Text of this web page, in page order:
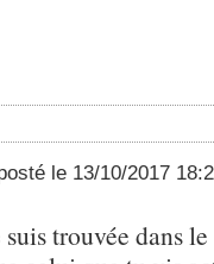
le 13/10/2017
trouvée dans